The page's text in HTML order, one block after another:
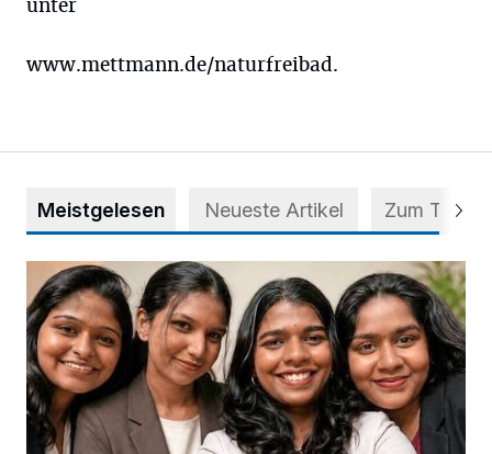
unter
www.mettmann.de/naturfreibad.
Meistgelesen Neueste Artikel Zum Thema
Nach Betrug: Azubis der Diakonie hoffen auf Hilfe